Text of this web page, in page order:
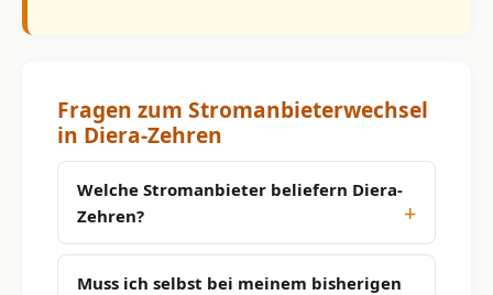
Fragen zum Stromanbieterwechsel
in Diera-Zehren
Welche Stromanbieter beliefern Diera-
Zehren?
Muss ich selbst bei meinem bisherigen